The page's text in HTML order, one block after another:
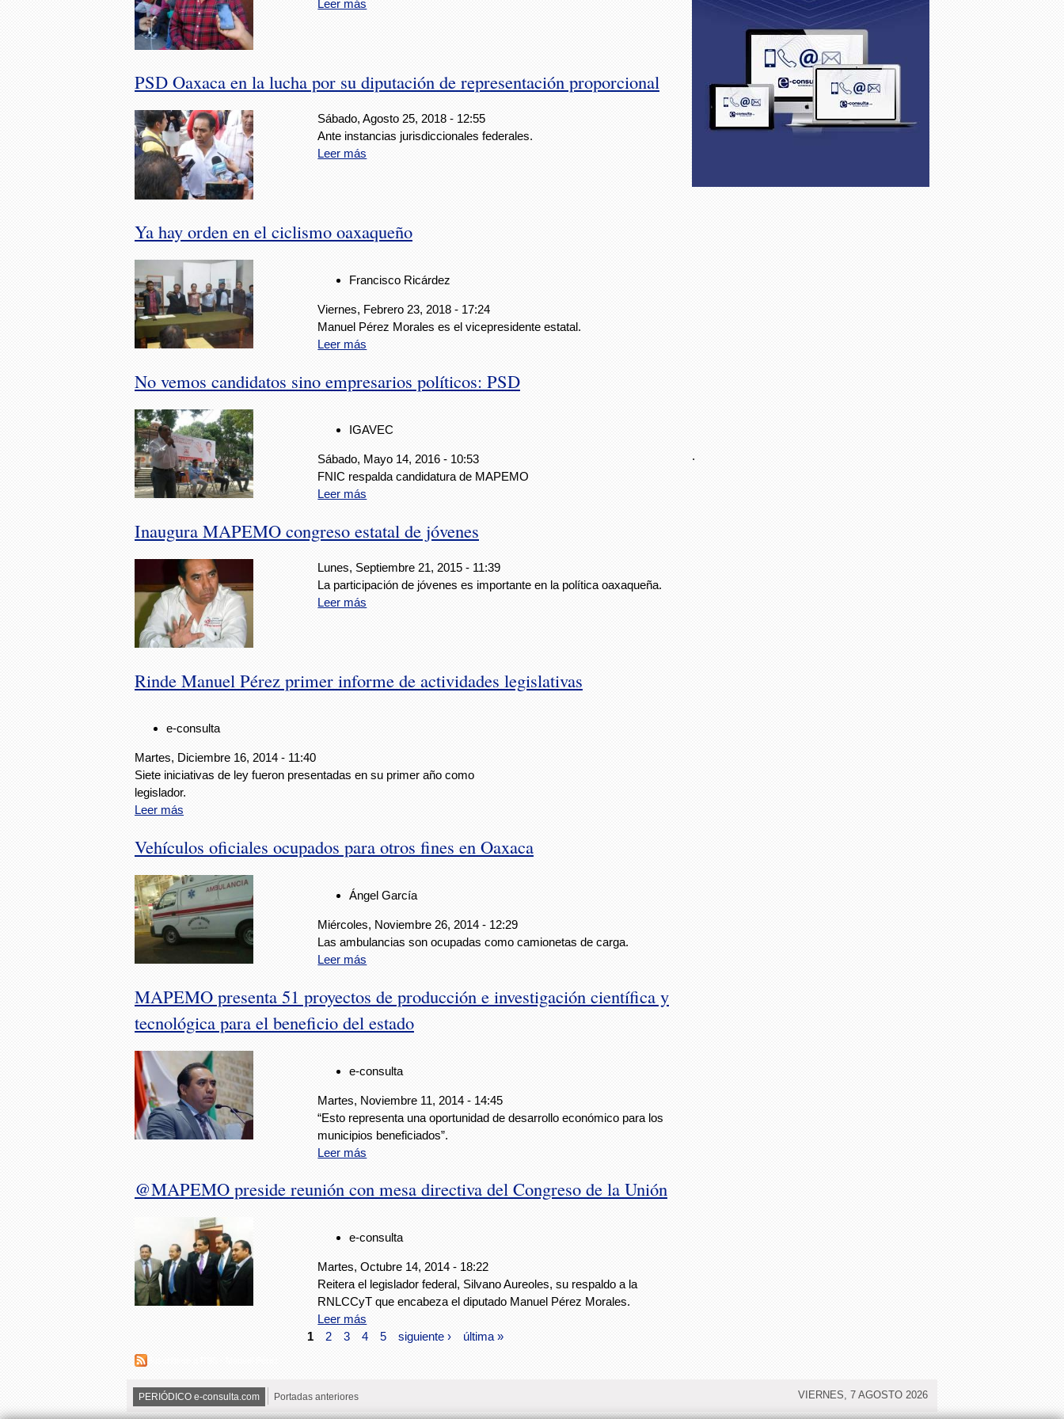
Leer más
PSD Oaxaca en la lucha por su diputación de representación proporcional
Sábado, Agosto 25, 2018 - 12:55
Ante instancias jurisdiccionales federales.
Leer más
Ya hay orden en el ciclismo oaxaqueño
Francisco Ricárdez
Viernes, Febrero 23, 2018 - 17:24
Manuel Pérez Morales es el vicepresidente estatal.
Leer más
No vemos candidatos sino empresarios políticos: PSD
IGAVEC
Sábado, Mayo 14, 2016 - 10:53
FNIC respalda candidatura de MAPEMO
Leer más
Inaugura MAPEMO congreso estatal de jóvenes
Lunes, Septiembre 21, 2015 - 11:39
La participación de jóvenes es importante en la política oaxaqueña.
Leer más
Rinde Manuel Pérez primer informe de actividades legislativas
e-consulta
Martes, Diciembre 16, 2014 - 11:40
Siete iniciativas de ley fueron presentadas en su primer año como
legislador.
Leer más
Vehículos oficiales ocupados para otros fines en Oaxaca
Ángel García
Miércoles, Noviembre 26, 2014 - 12:29
Las ambulancias son ocupadas como camionetas de carga.
Leer más
MAPEMO presenta 51 proyectos de producción e investigación científica y
tecnológica para el beneficio del estado
e-consulta
Martes, Noviembre 11, 2014 - 14:45
“Esto representa una oportunidad de desarrollo económico para los
municipios beneficiados”.
Leer más
@MAPEMO preside reunión con mesa directiva del Congreso de la Unión
e-consulta
Martes, Octubre 14, 2014 - 18:22
Reitera el legislador federal, Silvano Aureoles, su respaldo a la
RNLCCyT que encabeza el diputado Manuel Pérez Morales.
Leer más
1
2 3 4 5 siguiente › última »
.
PERIÓDICO e-consulta.com Portadas anteriores VIERNES, 7 AGOSTO 2026